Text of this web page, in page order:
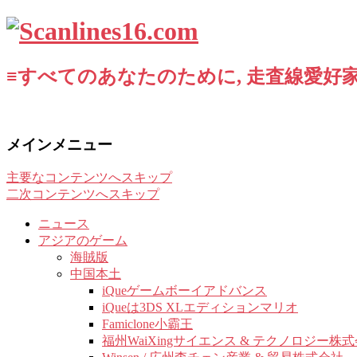
≡すべてのあなたのために, 走査線愛好
メインメニュー
主要なコンテンツへスキップ
二次コンテンツへスキップ
ニュース
アジアのゲーム
海賊版
中国本土
iQueゲームボーイアドバンス
iQueは3DS XLエディションマリオ
Famiclone小霸王
福州WaiXingサイエンス & テクノロジー株